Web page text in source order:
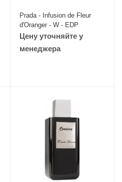
Prada - Infusion de Fleur
d'Oranger - W - EDP
Цену уточняйте у
менеджера